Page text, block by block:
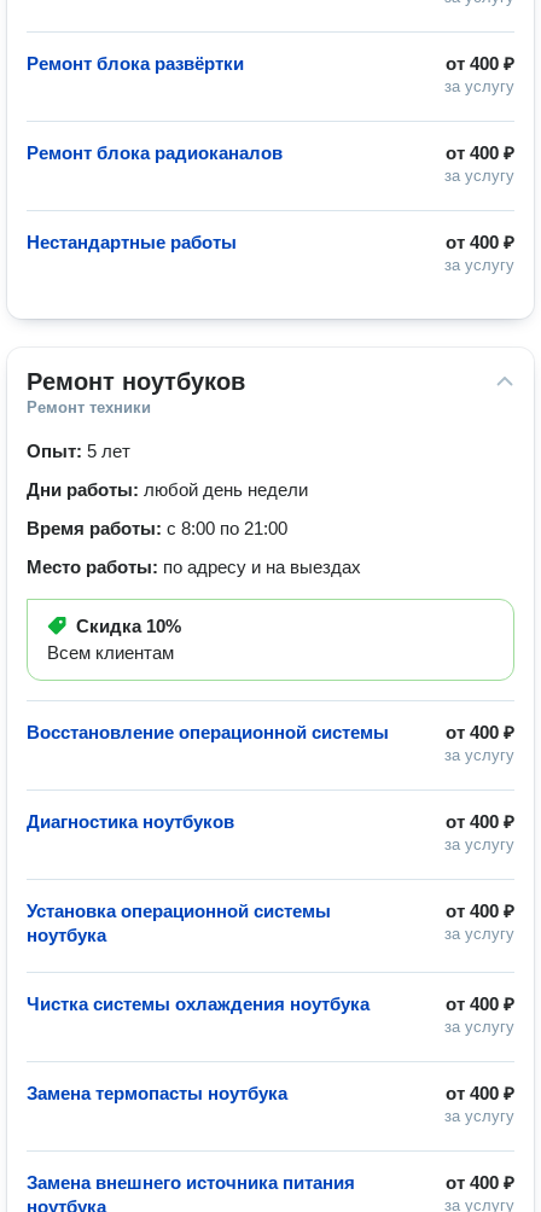
от 400 ₽
за услугу
Ремонт блока развёртки
от 400 ₽
за услугу
Ремонт блока радиоканалов
от 400 ₽
за услугу
Нестандартные работы
Ремонт ноутбуков
Ремонт техники
Опыт: 5 лет
Дни работы: любой день недели
Время работы: с 8:00 по 21:00
Место работы: по адресу и на выездах
Скидка 10%
Всем клиентам
от 400 ₽
за услугу
Восстановление операционной системы
от 400 ₽
за услугу
Диагностика ноутбуков
от 400 ₽
за услугу
Установка операционной системы
ноутбука
от 400 ₽
за услугу
Чистка системы охлаждения ноутбука
от 400 ₽
за услугу
Замена термопасты ноутбука
от 400 ₽
за услугу
Замена внешнего источника питания
ноутбука